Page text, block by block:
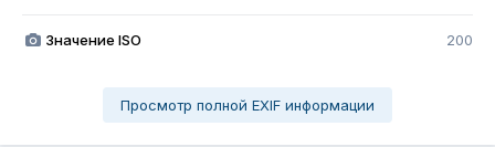
Значение ISO 200
Просмотр полной EXIF информации